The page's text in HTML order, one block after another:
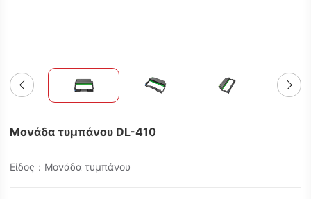
Μονάδα τυμπάνου DL-410
Είδος：Μονάδα τυμπάνου